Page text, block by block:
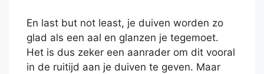
En last but not least, je duiven worden zo
glad als een aal en glanzen je tegemoet.
Het is dus zeker een aanrader om dit vooral
in de ruitijd aan je duiven te geven. Maar